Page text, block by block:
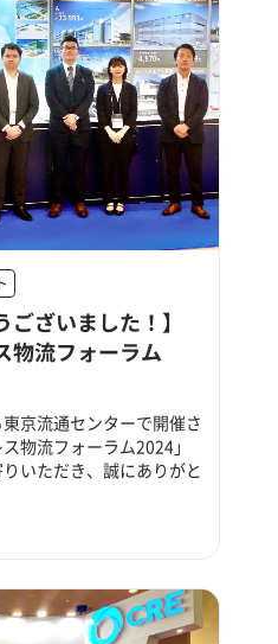
ございました！】
物流フォーラム
京流通センターで開催さ
物流フォーラム2024」
いただき、誠にありがと